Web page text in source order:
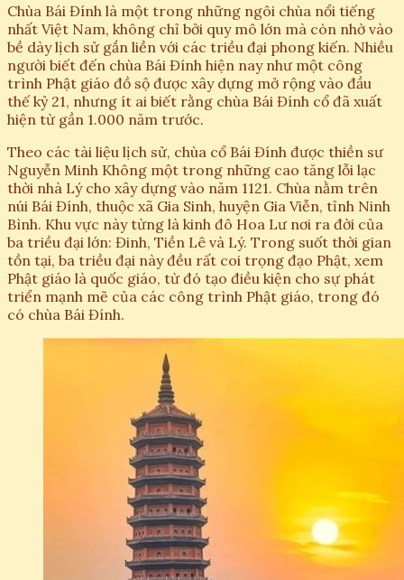
Chùa Bái Đính là một trong những ngôi chùa nổi tiếng
nhất Việt Nam, không chỉ bởi quy mô lớn mà còn nhờ vào
bề dày lịch sử gắn liền với các triều đại phong kiến. Nhiều
người biết đến chùa Bái Đính hiện nay như một công
trình Phật giáo đồ sộ được xây dựng mở rộng vào đầu
thế kỷ 21, nhưng ít ai biết rằng chùa Bái Đính cổ đã xuất
hiện từ gần 1.000 năm trước.
Theo các tài liệu lịch sử, chùa cổ Bái Đính được thiền sư
Nguyễn Minh Không một trong những cao tăng lỗi lạc
thời nhà Lý cho xây dựng vào năm 1121. Chùa nằm trên
núi Bái Đính, thuộc xã Gia Sinh, huyện Gia Viễn, tỉnh Ninh
Bình. Khu vực này từng là kinh đô Hoa Lư nơi ra đời của
ba triều đại lớn: Đinh, Tiền Lê và Lý. Trong suốt thời gian
tồn tại, ba triều đại này đều rất coi trọng đạo Phật, xem
Phật giáo là quốc giáo, từ đó tạo điều kiện cho sự phát
triển mạnh mẽ của các công trình Phật giáo, trong đó
có chùa Bái Đính.